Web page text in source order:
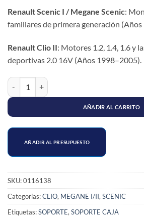
Renault Scenic I / Megane Scenic:
familiares de primera generación
Renault Clio II: Motores 1.2, 1.4, 1.6 y
deportivas 2.0 16V (Años 1998–2005).
SOPORTE MOTOR TRASERO CLIO II /
AÑADIR AL CARRITO
AÑADIR AL PRESUPUESTO
SKU:0116138
Categorías:CLIO, MEGANE I/II, SCENIC
Etiquetas:SOPORTE, SOPORTE CAJA